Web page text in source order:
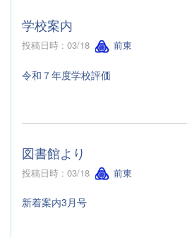
学校案内
投稿日時 : 03/18 前東
令和７年度学校評価
図書館より
投稿日時 : 03/18 前東
新着案内3月号